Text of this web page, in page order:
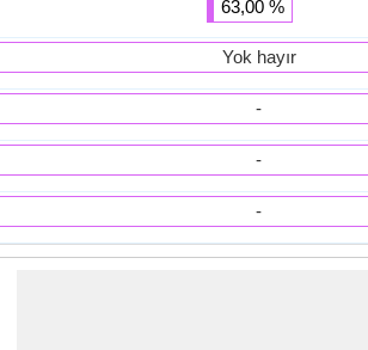
63,00 %
Yok hayır
-
-
-